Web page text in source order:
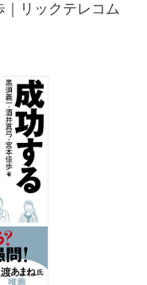
リックテレコム